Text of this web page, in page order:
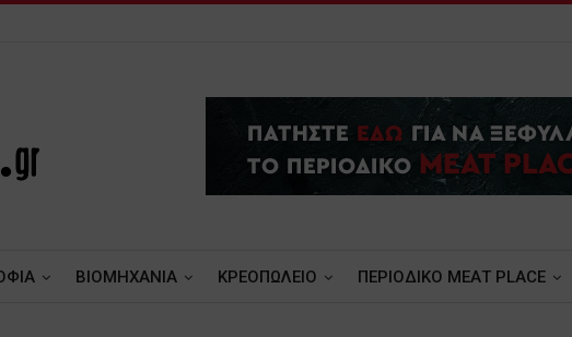
ΒΙΟΜΗΧΑΝΙΑ ΚΡΕΟΠΩΛΕΙΟ ΠΕΡΙΟΔΙΚΟ ΜΕΑΤ PLACE